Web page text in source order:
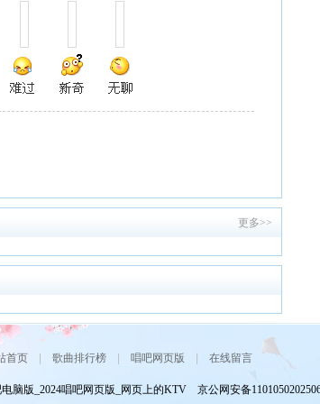
更多>>
首页| 歌曲排行榜| 唱吧网页版 在线留言
脑版_2024唱吧网页版_网页上的KTV 京公网安备